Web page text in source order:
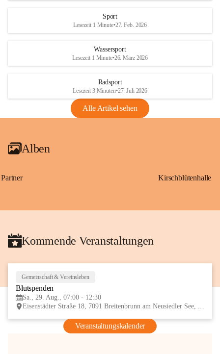
Rebe und der Amerikanischen
Anhang VBl. EU Nr. 18
1 Seite•1,4 MB
VBl. EU Nr. 18_2026
Sport
Lesezeit 1 Minute•27. Feb. 2026
Wassersport
Lesezeit 1 Minute•26. März 2026
Radsport
Lesezeit 3 Minuten•27. Juli 2026
Alle Artikel sehen
Alben
Partner Kirschblütenhalle
Kommende Veranstaltungen
Gemeinschaft & Vereinsleben
Blutspenden
Sa., 29. Aug., 07:00 - 12:30
Eisenstädter Straße 18, 7091 Breitenbrunn am Neusiedler See, AUT
Veranstaltungskalender